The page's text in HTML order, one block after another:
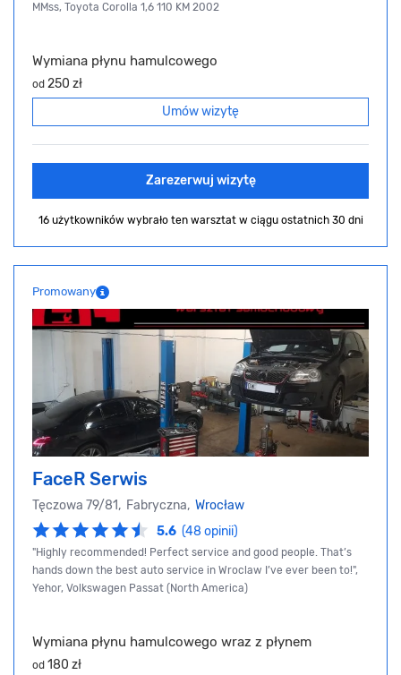
MMss, Toyota Corolla 1,6 110 KM 2002
Wymiana płynu hamulcowego
od 250 zł
Umów wizytę
Zarezerwuj wizytę
16 użytkowników wybrało ten warsztat w ciągu ostatnich 30 dni
Promowany
FaceR Serwis
Tęczowa 79/81, Fabryczna, Wrocław
5.6 (48 opinii)
"Highly recommended! Perfect service and good people. That’s
hands down the best auto service in Wroclaw I’ve ever been to!",
Yehor, Volkswagen Passat (North America)
Wymiana płynu hamulcowego wraz z płynem
od 180 zł